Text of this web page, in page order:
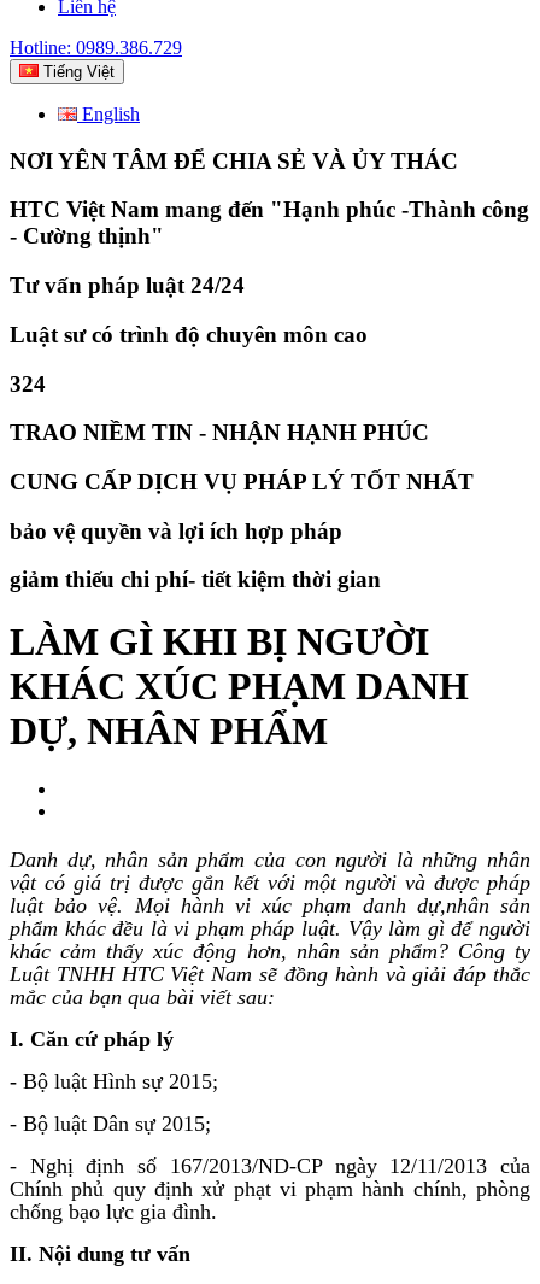
Liên hệ
Hotline: 0989.386.729
Tiếng Việt
English
NƠI YÊN TÂM ĐỂ CHIA SẺ VÀ ỦY THÁC
HTC Việt Nam mang đến "Hạnh phúc -Thành công
- Cường thịnh"
Tư vấn pháp luật 24/24
Luật sư có trình độ chuyên môn cao
324
TRAO NIỀM TIN - NHẬN HẠNH PHÚC
CUNG CẤP DỊCH VỤ PHÁP LÝ TỐT NHẤT
bảo vệ quyền và lợi ích hợp pháp
giảm thiếu chi phí- tiết kiệm thời gian
LÀM GÌ KHI BỊ NGƯỜI
KHÁC XÚC PHẠM DANH
DỰ, NHÂN PHẨM
Danh dự, nhân sản phẩm của con người là những nhân
vật có giá trị được gắn kết với một người và được pháp
luật bảo vệ. Mọi hành vi xúc phạm danh dự,nhân sản
phẩm khác đều là vi phạm pháp luật. Vậy làm gì để người
khác cảm thấy xúc động hơn, nhân sản phẩm? Công ty
Luật TNHH HTC Việt Nam sẽ đồng hành và giải đáp thắc
mắc của bạn qua bài viết sau:
I. Căn cứ pháp lý
- Bộ luật Hình sự 2015;
- Bộ luật Dân sự 2015;
- Nghị định số 167/2013/ND-CP ngày 12/11/2013 của
Chính phủ quy định xử phạt vi phạm hành chính, phòng
chống bạo lực gia đình.
II. Nội dung tư vấn